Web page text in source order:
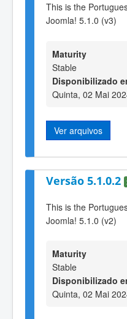
This is the
Joomla! 5.1.0 (v3)
Maturity
Stable
Disponibilizado
Quinta, 02 Mai
Ver arquivos
Versão 5.1.0.2
This is the
Joomla! 5.1.0 (v2)
Maturity
Stable
Disponibilizado
Quinta, 02 Mai